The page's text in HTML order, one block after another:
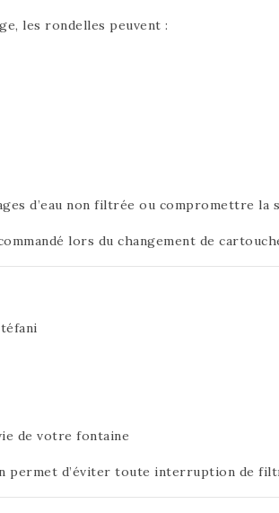
les rondelles peuvent :
d’eau non filtrée ou compromettre la
lors du changement de
de votre fontaine
permet d’éviter toute interruption de